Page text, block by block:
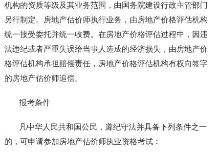
机构的资质等级及其业务范围，由国务院建设行政主管部门
另行制定。房地产估价师执行业务，由房地产价格评估机构
统一接受委托并统一收费。在房地产价格评估过程中，因违
法违纪或者严重失误给当事人造成的经济损失，由房地产价
格评估机构承担赔偿责任，房地产价格评估机构有权向签字
的房地产估价师追偿。
报考条件
凡中华人民共和国公民，遵纪守法并具备下列条件之一
的，可申请参加房地产估价师执业资格考试：